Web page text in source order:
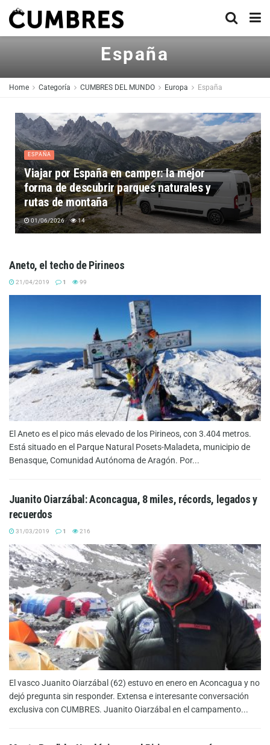
España
Home Categoría CUMBRES DEL MUNDO Europa España
ESPAÑA
Viajar por España en camper: la mejor
forma de descubrir parques naturales y
rutas de montaña
01/06/2026 14
Aneto, el techo de Pirineos
21/04/2019 1 99
El Aneto es el pico más elevado de los Pirineos, con 3.404 metros.
Está situado en el Parque Natural Posets-Maladeta, municipio de
Benasque, Comunidad Autónoma de Aragón. Por...
Juanito Oiarzábal: Aconcagua, 8 miles, récords, legados y
recuerdos
31/03/2019 1 216
El vasco Juanito Oiarzábal (62) estuvo en enero en Aconcagua y no
dejó pregunta sin responder. Extensa e interesante conversación
exclusiva con CUMBRES. Juanito Oiarzábal en el campamento...